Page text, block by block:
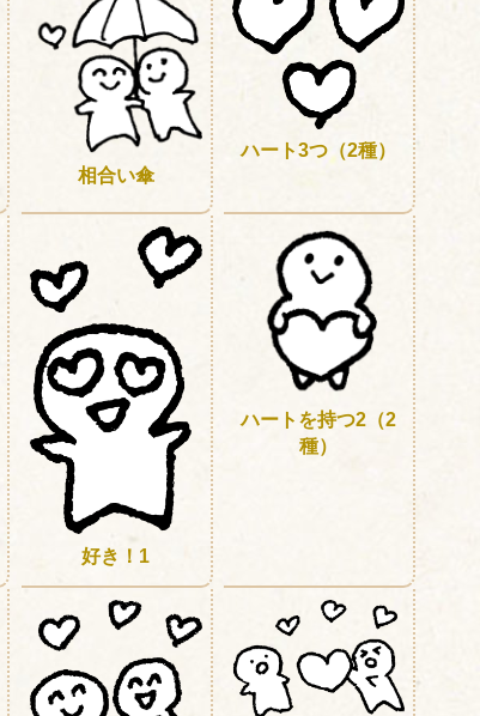
相合い傘
ハート3つ（2種）
好き！1
ハートを持つ2（2
種）